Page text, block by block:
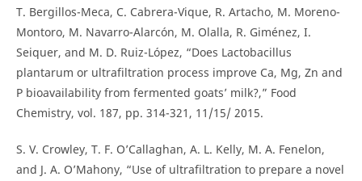
T. Bergillos-Meca, C. Cabrera-Vique, R. Artacho, M. Moreno-
Montoro, M. Navarro-Alarcón, M. Olalla, R. Giménez, I.
Seiquer, and M. D. Ruiz-López, “Does Lactobacillus
plantarum or ultrafiltration process improve Ca, Mg, Zn and
P bioavailability from fermented goats’ milk?,” Food
Chemistry, vol. 187, pp. 314-321, 11/15/ 2015.
S. V. Crowley, T. F. O’Callaghan, A. L. Kelly, M. A. Fenelon,
and J. A. O’Mahony, “Use of ultrafiltration to prepare a novel